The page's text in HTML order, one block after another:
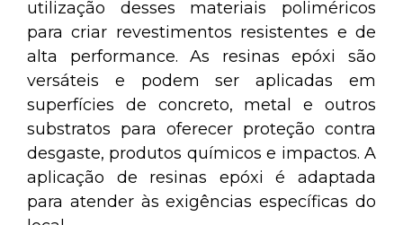
utilização desses materiais poliméricos
para criar revestimentos resistentes e de
alta performance. As resinas epóxi são
versáteis e podem ser aplicadas em
superfícies de concreto, metal e outros
substratos para oferecer proteção contra
desgaste, produtos químicos e impactos. A
aplicação de resinas epóxi é adaptada
para atender às exigências específicas do